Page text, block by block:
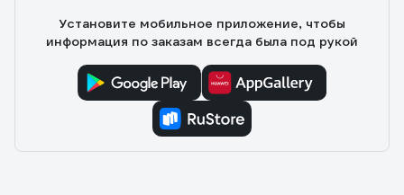
Установите мобильное приложение, чтобы
информация по заказам всегда была под рукой